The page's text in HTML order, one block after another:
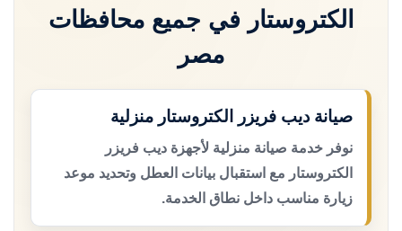
الكتروستار في جميع محافظات
مصر
صيانة ديب فريزر الكتروستار منزلية
نوفر خدمة صيانة منزلية لأجهزة ديب فريزر
الكتروستار مع استقبال بيانات العطل وتحديد موعد
زيارة مناسب داخل نطاق الخدمة.